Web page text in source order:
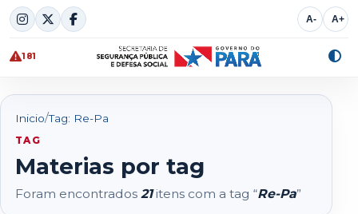
Skip
to
content
A- A+
181
Inicio/Tag: Re-Pa
TAG
Materias por tag
Foram encontrados 21itens com a tag “Re-Pa”